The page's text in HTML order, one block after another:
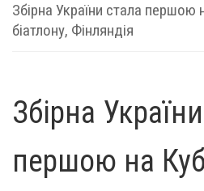
Збірна України стала першою
біатлону, Фінляндія
Збірна
першою на